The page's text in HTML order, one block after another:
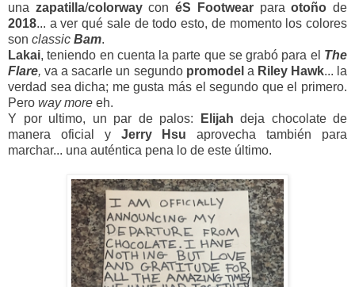
una zapatilla/colorwayconéS Footwear paraotoño de
2018... a ver qué sale de todo esto, de momento los colores
son classic Bam.
Lakai, teniendo en cuenta la parte que se grabó para el The
Flare,va a sacarle un segundo promodel a Riley Hawk... la
verdad sea dicha; me gusta más el segundo que el primero.
Pero way more eh.
Y por ultimo, un par de palos:
Elijah deja chocolate de
manera oficial y Jerry Hsu aprovecha también para
marchar... una auténtica pena lo de este último.